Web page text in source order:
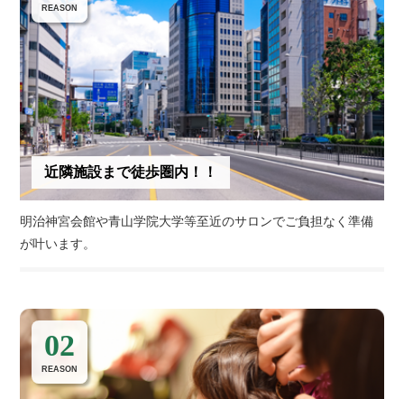
REASON
近隣施設まで徒歩圏内！！
明治神宮会館や青山学院大学等至近のサロンでご負担なく準備
が叶います。
02
REASON